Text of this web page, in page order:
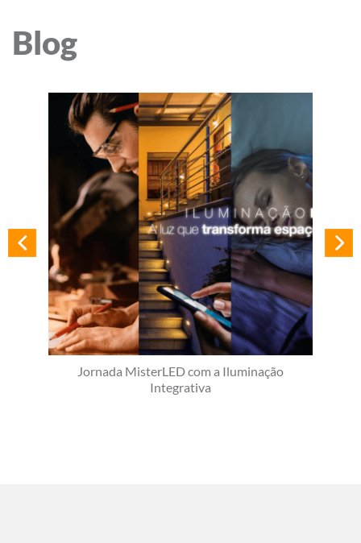
Blog
Jornada MisterLED com a Iluminação
Integrativa